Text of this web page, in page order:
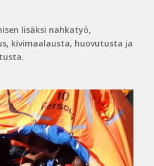
lisäksi nahkatyö,
kivimaalausta, huovutusta ja